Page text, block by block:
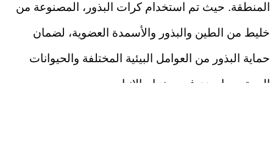
المنطقة. حيث تم استخدام كرات البذور، المصنوعة من
خليط من الطين والبذور والأسمدة العضوية، لضمان
حماية البذور من العوامل البيئية المختلفة والحيوانات
البرية، مما يعزز فرص نجاح الإنبات.